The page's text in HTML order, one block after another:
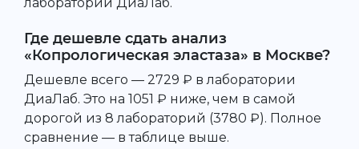
Где дешевле сдать анализ
«Копрологическая эластаза» в Москве?
Дешевле всего — 2729 ₽ в лаборатории
ДиаЛаб. Это на 1051 ₽ ниже, чем в самой
дорогой из 8 лабораторий (3780 ₽). Полное
сравнение — в таблице выше.